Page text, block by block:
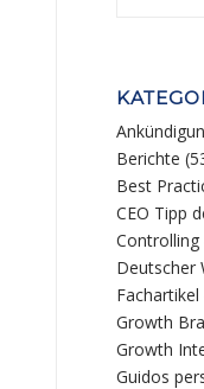
Berichte
Best
CEO Tipp
Controlling
Deutscher
Fachartikel
Growth
Growth
Guidos